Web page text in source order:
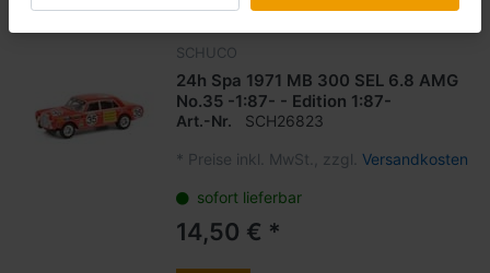
SCHUCO
24h Spa 1971 MB 300 SEL 6.8 AMG
No.35 -1:87- - Edition 1:87-
Art.-Nr. SCH26823
* Preise inkl. MwSt., zzgl. Versandkosten
sofort lieferbar
14,50 € *